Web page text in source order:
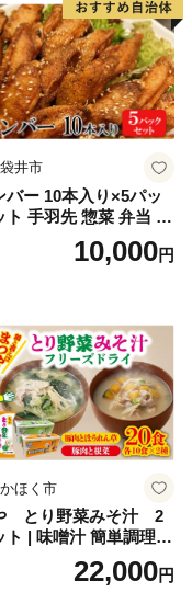
井市
バー 10本入り×5パッ
ト 手羽先 惣菜 弁当 お
酒 おつまみ ギフト キ
アウトドア キャンプ
10,000円
ほく市
とり野菜みそ汁 2
ト | 味噌汁 簡単調理
おみそ みそ とり野菜
理 時短ごはん ご当地
22,000円